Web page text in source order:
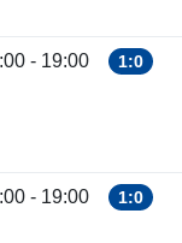
- 19:00 1:0
- 19:00 1:0